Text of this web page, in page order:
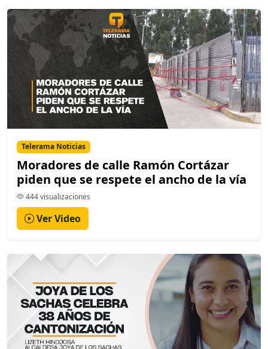
Telerama Noticias
Moradores de calle Ramón Cortázar
piden que se respete el ancho de la vía
444 visualizaciones
Ver Video